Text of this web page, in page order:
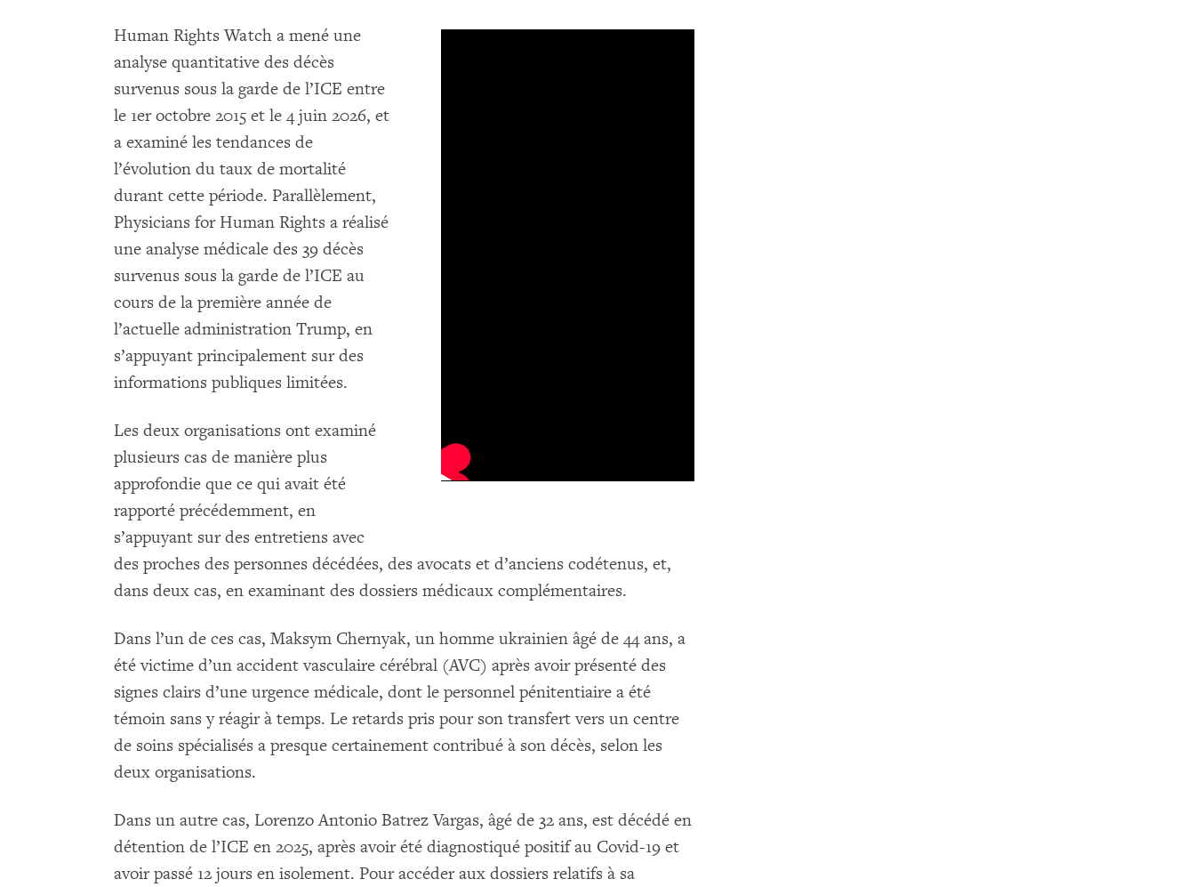
Human Rights Watch a mené une
analyse quantitative des décès
survenus sous la garde de l’ICE entre
le 1er octobre 2015 et le 4 juin 2026, et
a examiné les tendances de
l’évolution du taux de mortalité
durant cette période. Parallèlement,
Physicians for Human Rights a réalisé
une analyse médicale des 39 décès
survenus sous la garde de l’ICE au
cours de la première année de
l’actuelle administration Trump, en
s’appuyant principalement sur des
informations publiques limitées.
Les deux organisations ont examiné
plusieurs cas de manière plus
approfondie que ce qui avait été
rapporté précédemment, en
s’appuyant sur des entretiens avec
des proches des personnes décédées, des avocats et d’anciens codétenus, et,
dans deux cas, en examinant des dossiers médicaux complémentaires.
Dans l’un de ces cas, Maksym Chernyak, un homme ukrainien âgé de 44 ans, a
été victime d’un accident vasculaire cérébral (AVC) après avoir présenté des
signes clairs d’une urgence médicale, dont le personnel pénitentiaire a été
témoin sans y réagir à temps. Le retards pris pour son transfert vers un centre
de soins spécialisés a presque certainement contribué à son décès, selon les
deux organisations.
Dans un autre cas, Lorenzo Antonio Batrez Vargas, âgé de 32 ans, est décédé en
détention de l’ICE en 2025, après avoir été diagnostiqué positif au Covid-19 et
avoir passé 12 jours en isolement. Pour accéder aux dossiers relatifs à sa